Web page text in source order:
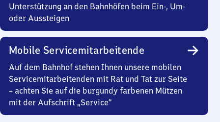
Unterstützung an den Bahnhöfen beim Ein-, Um-
oder Aussteigen
Mobile Servicemitarbeitende
Auf dem Bahnhof stehen Ihnen unsere mobilen
Servicemitarbeitenden mit Rat und Tat zur Seite
– achten Sie auf die burgundy farbenen Mützen
mit der Aufschrift „Service“